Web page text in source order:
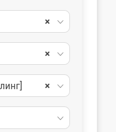
×
×
×